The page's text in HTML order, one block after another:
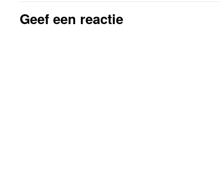
Geef een reactie